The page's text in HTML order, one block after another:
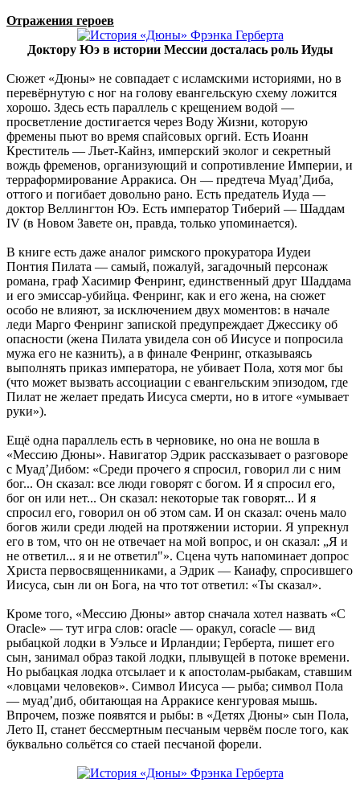
Отражения героев
Доктору Юэ в истории Мессии досталась роль Иуды
Сюжет «Дюны» не совпадает с исламскими историями, но в
перевёрнутую с ног на голову евангельскую схему ложится
хорошо. Здесь есть параллель с крещением водой —
просветление достигается через Воду Жизни, которую
фремены пьют во время спайсовых оргий. Есть Иоанн
Креститель — Льет-Кайнз, имперский эколог и секретный
вождь фременов, организующий и сопротивление Империи, и
терраформирование Арракиса. Он — предтеча Муад’Диба,
оттого и погибает довольно рано. Есть предатель Иуда —
доктор Веллингтон Юэ. Есть император Тиберий — Шаддам
IV (в Новом Завете он, правда, только упоминается).
В книге есть даже аналог римского прокуратора Иудеи
Понтия Пилата — самый, пожалуй, загадочный персонаж
романа, граф Хасимир Фенринг, единственный друг Шаддама
и его эмиссар-убийца. Фенринг, как и его жена, на сюжет
особо не влияют, за исключением двух моментов: в начале
леди Марго Фенринг запиской предупреждает Джессику об
опасности (жена Пилата увидела сон об Иисусе и попросила
мужа его не казнить), а в финале Фенринг, отказываясь
выполнять приказ императора, не убивает Пола, хотя мог бы
(что может вызвать ассоциации с евангельским эпизодом, где
Пилат не желает предать Иисуса смерти, но в итоге «умывает
руки»).
Ещё одна параллель есть в черновике, но она не вошла в
«Мессию Дюны». Навигатор Эдрик рассказывает о разговоре
с Муад’Дибом: «Среди прочего я спросил, говорил ли с ним
бог... Он сказал: все люди говорят с богом. И я спросил его,
бог он или нет... Он сказал: некоторые так говорят... И я
спросил его, говорил он об этом сам. И он сказал: очень мало
богов жили среди людей на протяжении истории. Я упрекнул
его в том, что он не отвечает на мой вопрос, и он сказал: „Я и
не ответил... я и не ответил"». Сцена чуть напоминает допрос
Христа первосвященниками, а Эдрик — Каиафу, спросившего
Иисуса, сын ли он Бога, на что тот ответил: «Ты сказал».
Кроме того, «Мессию Дюны» автор сначала хотел назвать «С
Oracle» — тут игра слов: oracle — оракул, coracle — вид
рыбацкой лодки в Уэльсе и Ирландии; Герберта, пишет его
сын, занимал образ такой лодки, плывущей в потоке времени.
Но рыбацкая лодка отсылает и к апостолам-рыбакам, ставшим
«ловцами человеков». Символ Иисуса — рыба; символ Пола
— муад’диб, обитающая на Арракисе кенгуровая мышь.
Впрочем, позже появятся и рыбы: в «Детях Дюны» сын Пола,
Лето II, станет бессмертным песчаным червём после того, как
буквально сольётся со стаей песчаной форели.